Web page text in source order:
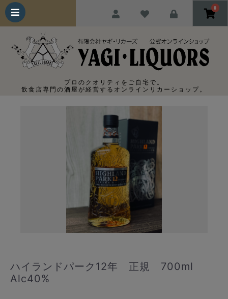
0
プロのクオリティをご自宅で。
飲食店専門の酒屋が経営するオンラインリカーショップ。
ハイランドパーク12年 正規 700ml
Alc40%